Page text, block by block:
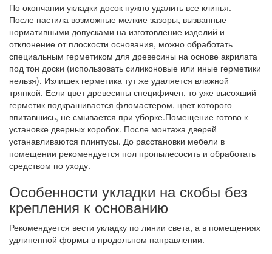
По окончании укладки досок нужно удалить все клинья.
После настила возможные мелкие зазоры, вызванные
нормативными допусками на изготовление изделий и
отклонение от плоскости основания, можно обработать
специальным герметиком для древесины на основе акрилата
под тон доски (использовать силиконовые или иные герметики
нельзя). Излишек герметика тут же удаляется влажной
тряпкой. Если цвет древесины специфичен, то уже высохший
герметик подкрашивается фломастером, цвет которого
впитавшись, не смывается при уборке.Помещение готово к
установке дверных коробок. После монтажа дверей
устанавливаются плинтусы. До расстановки мебели в
помещении рекомендуется пол пропылесосить и обработать
средством по уходу.
Особенности укладки на скобы без
крепления к основанию
Рекомендуется вести укладку по линии света, а в помещениях
удлиненной формы в продольном направлении.